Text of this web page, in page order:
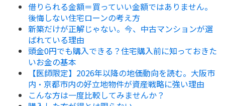
借りられる金額＝買っていい金額ではありません。
後悔しない住宅ローンの考え方
新築だけが正解じゃない。今、中古マンションが選
ばれている理由
頭金0円でも購入できる？住宅購入前に知っておきた
いお金の基本
【医師限定】2026年以降の地価動向を読む。大阪市
内・京都市内の好立地物件が資産戦略に強い理由
こんな方は一度比較してみませんか？